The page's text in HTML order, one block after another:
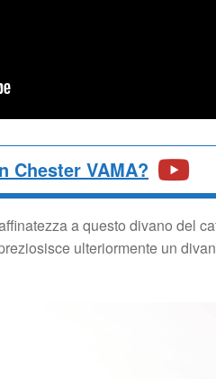
Chester VAMA?
a questo divano del
ulteriormente un